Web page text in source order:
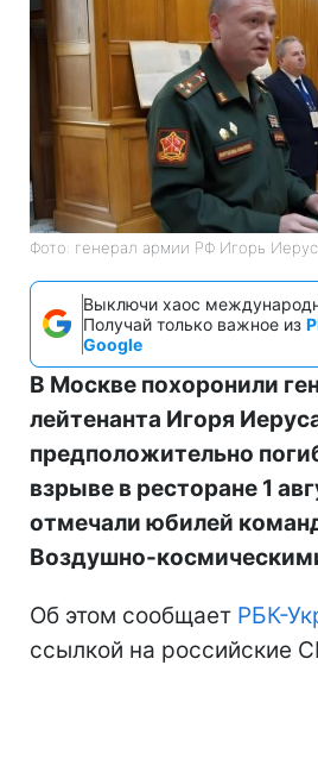
Фото: генерал армии РФ Игорь
Выключи хаос
Получай только важное из
Google
В Москве похоронили
лейтенанта Игоря
предположительно
взрыве в ресторане 1
отмечали юбилей
Воздушно-
Об этом сообщает РБК-
ссылкой на российские